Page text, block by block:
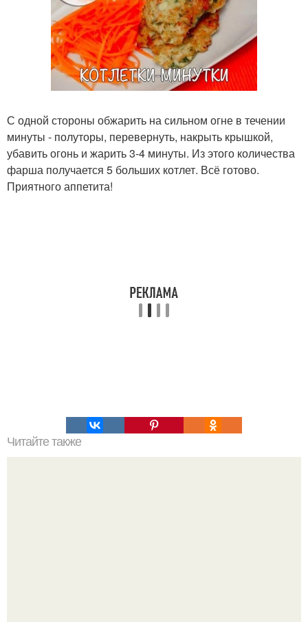
С одной стороны обжарить на сильном огне в течении
минуты - полуторы, перевернуть, накрыть крышкой,
убавить огонь и жарить 3-4 минуты. Из этого количества
фарша получается 5 больших котлет. Всё готово.
Приятного аппетита!
Читайте также